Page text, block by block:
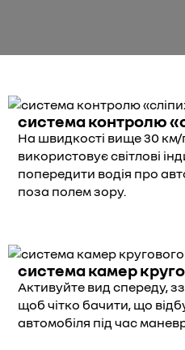
система контролю
На швидкості вище 30 км/
використовує світлові
попередити водія про
поза полем зору.
система камер
Активуйте вид спереду,
щоб чітко бачити, що
автомобіля під час